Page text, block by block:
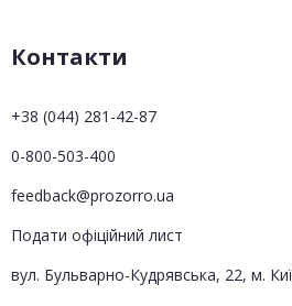
Контакти
+38 (044) 281-42-87
0-800-503-400
feedback@prozorro.ua
Подати офіційний лист
вул. Бульварно-Кудрявська, 22, м.